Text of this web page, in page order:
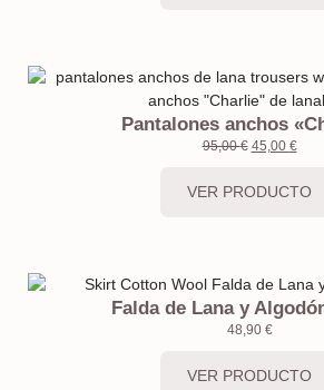
Pantalones anchos
95,00€ 45,00 €
VER PRODUCTO
Falda de Lana y
48,90 €
VER PRODUCTO